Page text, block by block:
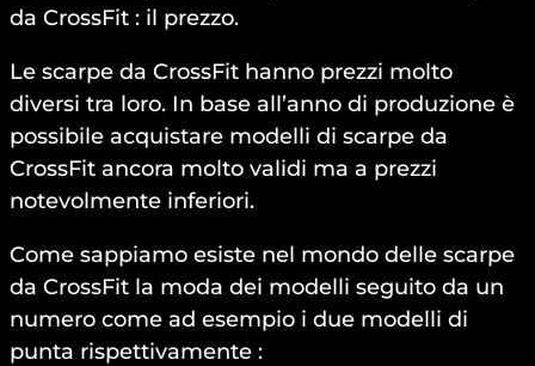
da CrossFit : il prezzo.
Le scarpe da CrossFit hanno prezzi molto
diversi tra loro. In base all’anno di produzione è
possibile acquistare modelli di scarpe da
CrossFit ancora molto validi ma a prezzi
notevolmente inferiori.
Come sappiamo esiste nel mondo delle scarpe
da CrossFit la moda dei modelli seguito da un
numero come ad esempio i due modelli di
punta rispettivamente :